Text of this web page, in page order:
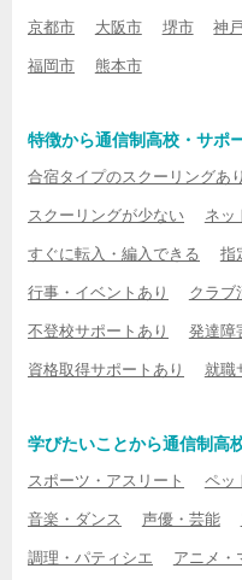
京都市 大阪市 堺市 神
福岡市 熊本市
特徴から通信制高校・サポ
合宿タイプのスクーリングあり
スクーリングが少ない ネッ
すぐに転入・編入できる 指
行事・イベントあり クラブ
不登校サポートあり 発達障
資格取得サポートあり 就職
学びたいことから通信制高
スポーツ・アスリート ペッ
音楽・ダンス 声優・芸能
調理・パティシエ アニメ・